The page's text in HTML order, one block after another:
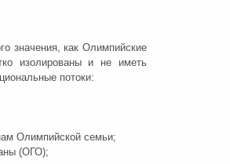
значения, как Олимпийские
изолированы и не иметь
потоки:
Олимпийской семьи;
(ОГО);